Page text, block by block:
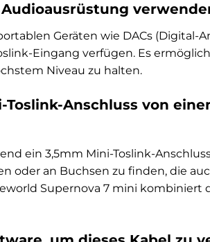
Geräten wie DACs (Digital-
Eingang verfügen. Es
Niveau zu halten.
Anschluss von
ein 3,5mm Mini-Toslink-
oder an Buchsen zu finden, die
Supernova 7 mini kombiniert